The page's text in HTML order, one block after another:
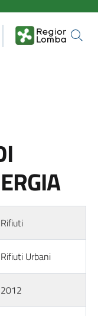
Rifiuti
Rifiuti Urbani
2012